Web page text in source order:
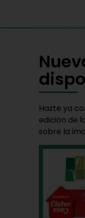
Hazte ya
edición de
sobre la